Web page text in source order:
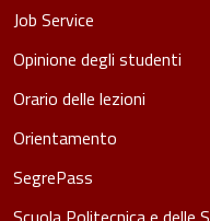
Job Service
Opinione degli studenti
Orario delle lezioni
Orientamento
SegrePass